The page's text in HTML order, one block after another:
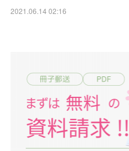
2021.06.14 02:16